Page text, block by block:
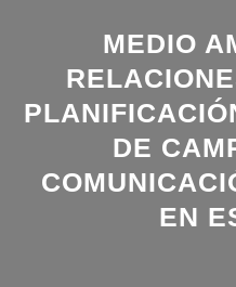
MEDIO
DE
EN